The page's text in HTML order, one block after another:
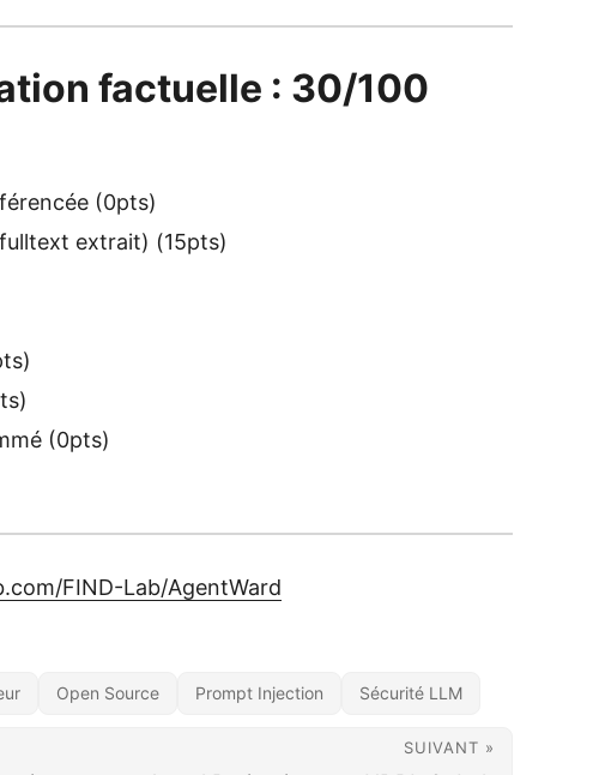
factuelle : 30/100
(0pts)
extrait) (15pts)
(0pts)
FIND-Lab/AgentWard
Open Source Prompt Injection Sécurité LLM
SUIVANT »